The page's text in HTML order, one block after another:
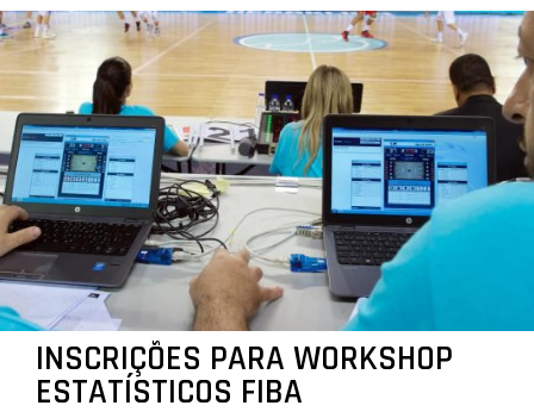
INSCRIÇÕES PARA WORKSHOP
ESTATÍSTICOS FIBA